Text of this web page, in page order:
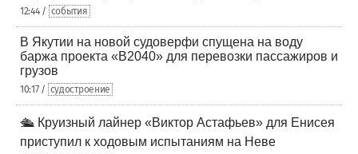
12:44 / события
В Якутии на новой судоверфи спущена на воду
баржа проекта «В2040» для перевозки пассажиров и
грузов
10:17 / судостроение
🛳️ Круизный лайнер «Виктор Астафьев» для Енисея
приступил к ходовым испытаниям на Неве